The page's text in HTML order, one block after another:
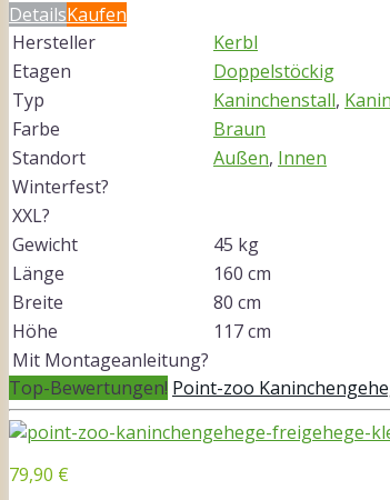
DetailsKaufen
Hersteller
Kerbl
Etagen
Doppelstöckig
Typ
Kaninchenstall,
Farbe
Braun
Standort
Außen, Innen
Winterfest?
XXL?
Gewicht
45 kg
Länge
160 cm
Breite
80 cm
Höhe
117 cm
Mit Montageanleitung?
Top-Bewertungen! Point-zoo
79,90 €